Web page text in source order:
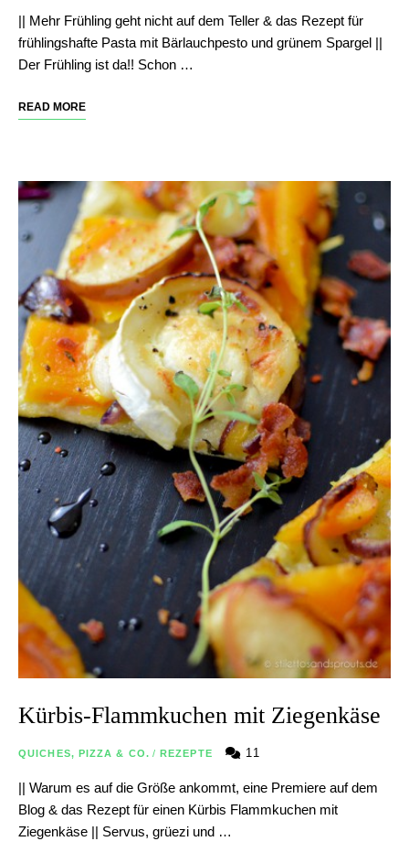
|| Mehr Frühling geht nicht auf dem Teller & das Rezept für
frühlingshafte Pasta mit Bärlauchpesto und grünem Spargel ||
Der Frühling ist da!! Schon …
READ MORE
Kürbis-Flammkuchen mit Ziegenkäse
QUICHES, PIZZA & CO. / REZEPTE 11
|| Warum es auf die Größe ankommt, eine Premiere auf dem
Blog & das Rezept für einen Kürbis Flammkuchen mit
Ziegenkäse || Servus, grüezi und …